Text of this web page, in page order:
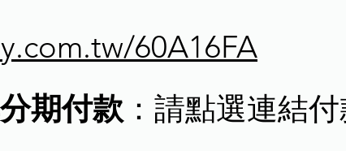
60A16FA
期付款 ：請點選連結